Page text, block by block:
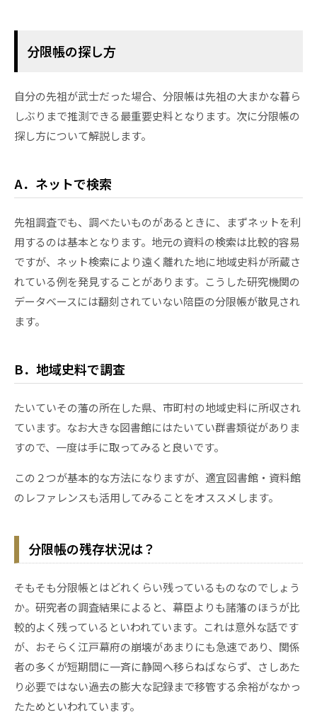
分限帳の探し方
自分の先祖が武士だった場合、分限帳は先祖の大まかな暮ら
しぶりまで推測できる最重要史料となります。次に分限帳の
探し方について解説します。
A．ネットで検索
先祖調査でも、調べたいものがあるときに、まずネットを利
用するのは基本となります。地元の資料の検索は比較的容易
ですが、ネット検索により遠く離れた地に地域史料が所蔵さ
れている例を発見することがあります。こうした研究機関の
データベースには翻刻されていない陪臣の分限帳が散見され
ます。
B．地域史料で調査
たいていその藩の所在した県、市町村の地域史料に所収され
ています。なお大きな図書館にはたいてい群書類従がありま
すので、一度は手に取ってみると良いです。
この２つが基本的な方法になりますが、適宜図書館・資料館
のレファレンスも活用してみることをオススメします。
分限帳の残存状況は？
そもそも分限帳とはどれくらい残っているものなのでしょう
か。研究者の調査結果によると、幕臣よりも諸藩のほうが比
較的よく残っているといわれています。これは意外な話です
が、おそらく江戸幕府の崩壊があまりにも急速であり、関係
者の多くが短期間に一斉に静岡へ移らねばならず、さしあた
り必要ではない過去の膨大な記録まで移管する余裕がなかっ
たためといわれています。